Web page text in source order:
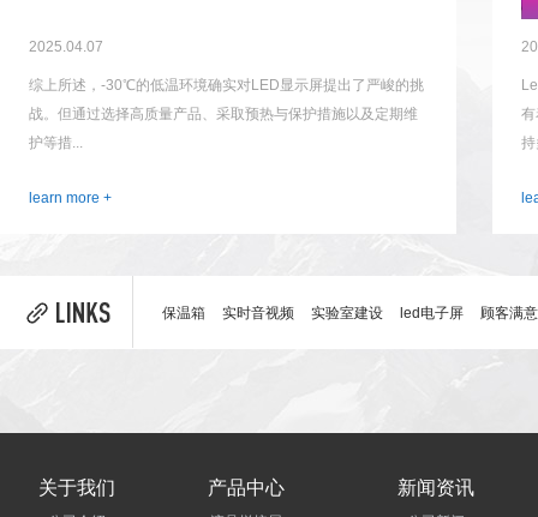
2025.04.07
综上所述，-30℃的低温环境确实对LED显示屏提出了严峻的挑
战。但通过选择高质量产品、采取预热与保护措施以及定期维
护等措...
learn more +
持
保温箱 实时音视频 实验室建设 led电子屏 顾客满
关于我们 产品中心 新闻资讯